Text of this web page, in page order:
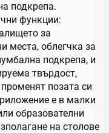
подкрепа.
функции:
за
места, облегчка за
подкрепа, и
твърдост,
позата си
е в малки
образователни
на столове